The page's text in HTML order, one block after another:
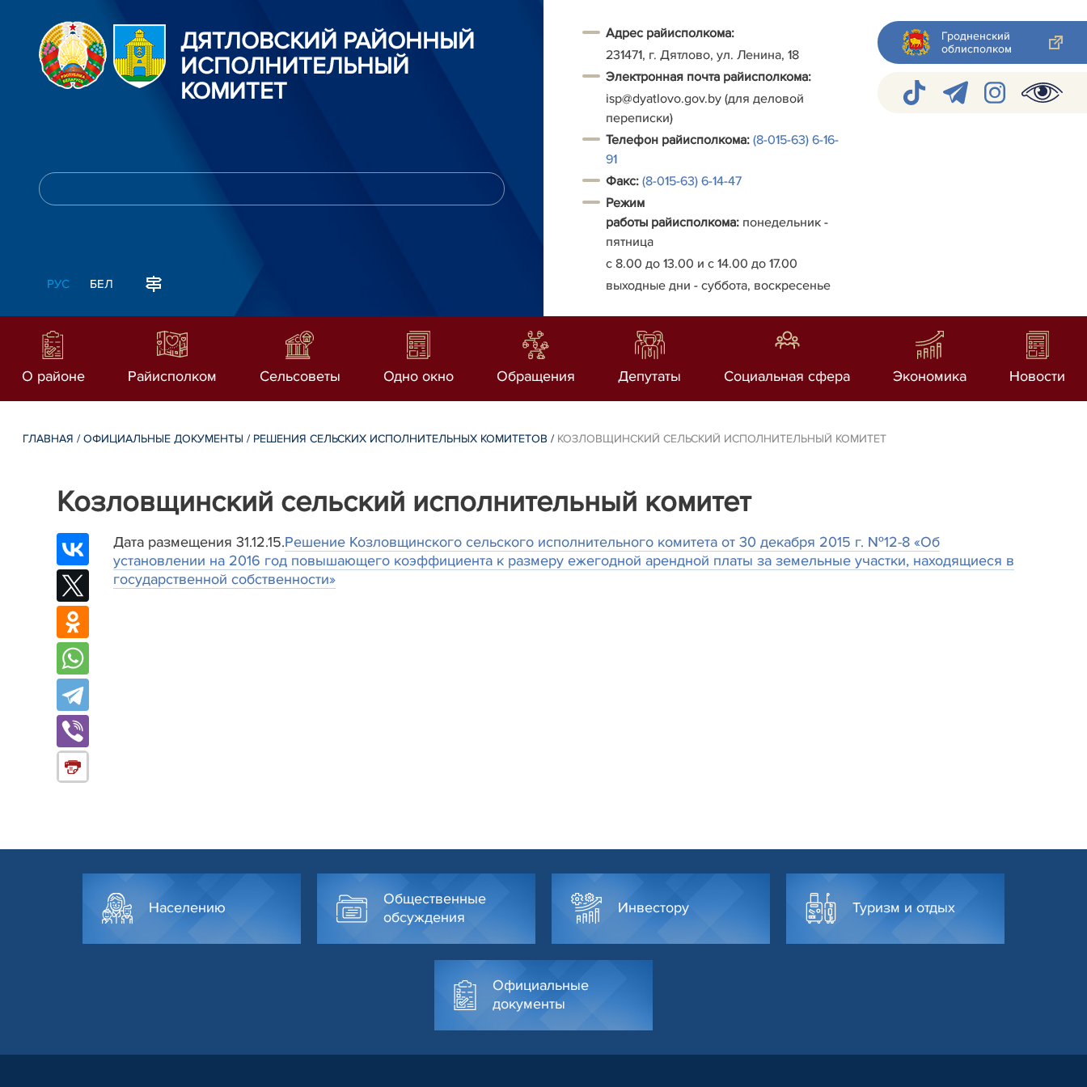
ДЯТЛОВСКИЙ РАЙОННЫЙ
ИСПОЛНИТЕЛЬНЫЙ
КОМИТЕТ
РУС БЕЛ
Адрес райисполкома:
231471, г. Дятлово, ул. Ленина, 18
Электронная почта райисполкома:
isp@dyatlovo.gov.by (для деловой
переписки)
Телефон райисполкома: (8-015-63) 6-16-
91
Факс: (8-015-63) 6-14-47
Режим
работы райисполкома: понедельник -
пятница
с 8.00 до 13.00 и с 14.00 до 17.00
выходные дни - суббота, воскресенье
Гродненский
облисполком
О районе Райисполком Сельсоветы Одно окно Обращения Депутаты Социальная сфера Экономика Новости
ГЛАВНАЯ /ОФИЦИАЛЬНЫЕ ДОКУМЕНТЫ / РЕШЕНИЯ СЕЛЬСКИХ ИСПОЛНИТЕЛЬНЫХ КОМИТЕТОВ / КОЗЛОВЩИНСКИЙ СЕЛЬСКИЙ ИСПОЛНИТЕЛЬНЫЙ КОМИТЕТ
Козловщинский сельский исполнительный комитет
Дата размещения 31.12.15.Решение Козловщинского сельского исполнительного комитета от 30 декабря 2015 г. №12-8 «Об
установлении на 2016 год повышающего коэффициента к размеру ежегодной арендной платы за земельные участки, находящиеся в
государственной собственности»
Населению
Общественные
обсуждения
Инвестору Туризм и отдых
Официальные
документы